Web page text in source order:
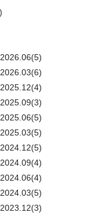
2026.06(5)
2026.03(6)
2025.12(4)
2025.09(3)
2025.06(5)
2025.03(5)
2024.12(5)
2024.09(4)
2024.06(4)
2024.03(5)
2023.12(3)